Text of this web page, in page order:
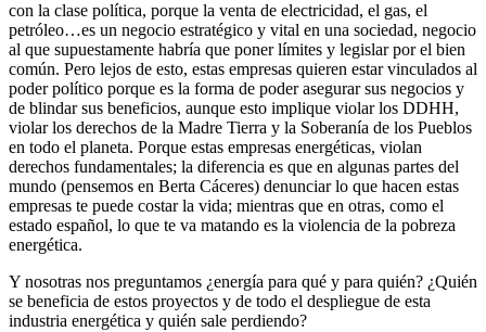
con la clase política, porque la venta de electricidad, el gas, el
petróleo…es un negocio estratégico y vital en una sociedad, negocio
al que supuestamente habría que poner límites y legislar por el bien
común. Pero lejos de esto, estas empresas quieren estar vinculados al
poder político porque es la forma de poder asegurar sus negocios y
de blindar sus beneficios, aunque esto implique violar los DDHH,
violar los derechos de la Madre Tierra y la Soberanía de los Pueblos
en todo el planeta. Porque estas empresas energéticas, violan
derechos fundamentales; la diferencia es que en algunas partes del
mundo (pensemos en Berta Cáceres) denunciar lo que hacen estas
empresas te puede costar la vida; mientras que en otras, como el
estado español, lo que te va matando es la violencia de la pobreza
energética.
Y nosotras nos preguntamos ¿energía para qué y para quién? ¿Quién
se beneficia de estos proyectos y de todo el despliegue de esta
industria energética y quién sale perdiendo?